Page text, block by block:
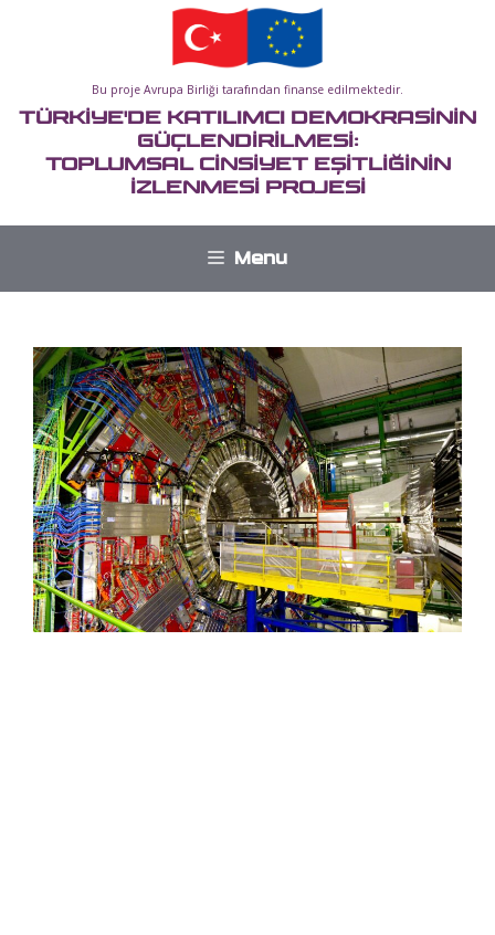
Bu proje Avrupa Birliği tarafından finanse edilmektedir.
TÜRKİYE'DE KATILIMCI DEMOKRASİNİN
GÜÇLENDİRİLMESİ:
TOPLUMSAL CİNSİYET EŞİTLİĞİNİN
İZLENMESİ PROJESİ
Menu